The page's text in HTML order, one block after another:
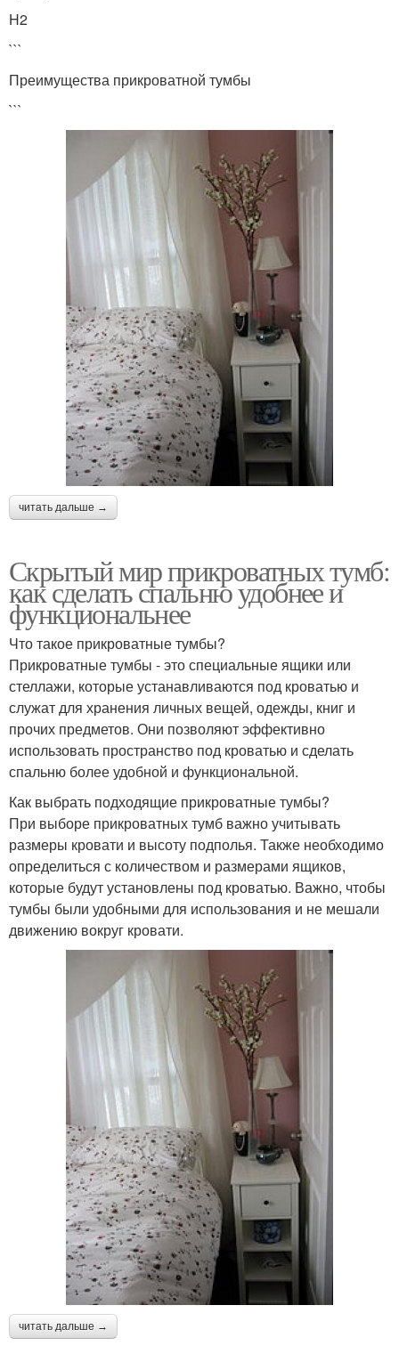
H2
```
Преимущества прикроватной тумбы
```
читать дальше →
Скрытый мир прикроватных тумб:
как сделать спальню удобнее и
функциональнее
Что такое прикроватные тумбы?
Прикроватные тумбы - это специальные ящики или
стеллажи, которые устанавливаются под кроватью и
служат для хранения личных вещей, одежды, книг и
прочих предметов. Они позволяют эффективно
использовать пространство под кроватью и сделать
спальню более удобной и функциональной.
Как выбрать подходящие прикроватные тумбы?
При выборе прикроватных тумб важно учитывать
размеры кровати и высоту подполья. Также необходимо
определиться с количеством и размерами ящиков,
которые будут установлены под кроватью. Важно, чтобы
тумбы были удобными для использования и не мешали
движению вокруг кровати.
читать дальше →